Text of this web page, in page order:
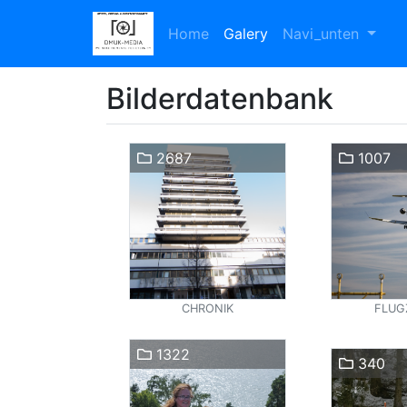
Home Galery Navi_unten
Bilderdatenbank
2687
CHRONIK
1007
1322 340